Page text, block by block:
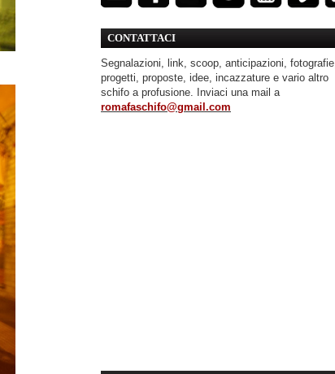
CONTATTACI
Segnalazioni, link, scoop, anticipazioni, fotografie,
progetti, proposte, idee, incazzature e vario altro
schifo a profusione. Inviaci una mail a
romafaschifo@gmail.com